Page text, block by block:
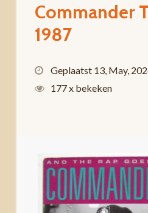
Commander
1987
Geplaatst 13, May,
177 x bekeken